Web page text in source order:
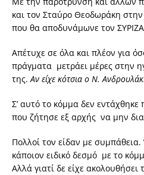
και τον Σταύρο Θεοδωράκη
που θα αποδυνάμωνε τον
Απέτυχε σε όλα και πλέον για
πράγματα μετράει μέρες στην
της.Αν είχε κότσια ο Ν.
Σ’ αυτό το κόμμα δεν
που ζήτησε εξ αρχής να μην
Πολλοί τον είδαν με
κάποιον ειδικό δεσμό με το
Αλλά γιατί δε είχε ακολουθήσει